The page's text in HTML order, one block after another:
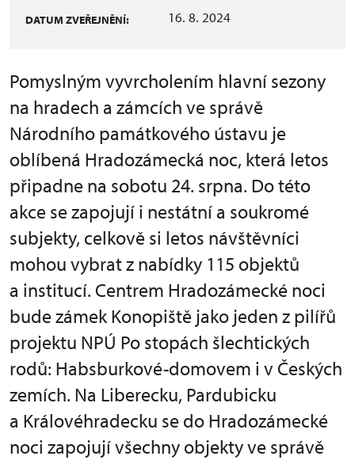
DATUM ZVEŘEJNĚNÍ: 16. 8. 2024
Pomyslným vyvrcholením hlavní sezony
na hradech a zámcích ve správě
Národního památkového ústavu je
oblíbená Hradozámecká noc, která letos
připadne na sobotu 24. srpna. Do této
akce se zapojují i nestátní a soukromé
subjekty, celkově si letos návštěvníci
mohou vybrat z nabídky 115 objektů
a institucí. Centrem Hradozámecké noci
bude zámek Konopiště jako jeden z pilířů
projektu NPÚ Po stopách šlechtických
rodů: Habsburkové-domovem i v Českých
zemích. Na Liberecku, Pardubicku
a Královéhradecku se do Hradozámecké
noci zapojují všechny objekty ve správě